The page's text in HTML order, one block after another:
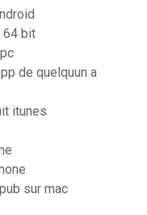
64 bit
de quelquun a
itunes
sur mac